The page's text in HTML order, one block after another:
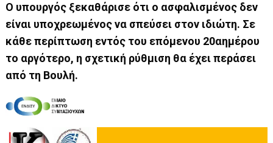
Ο υπουργός ξεκαθάρισε ότι ο ασφαλισμένος δεν
είναι υποχρεωμένος να σπεύσει στον ιδιώτη. Σε
κάθε περίπτωση εντός του επόμενου 20αημέρου
το αργότερο, η σχετική ρύθμιση θα έχει περάσει
από τη Βουλή.